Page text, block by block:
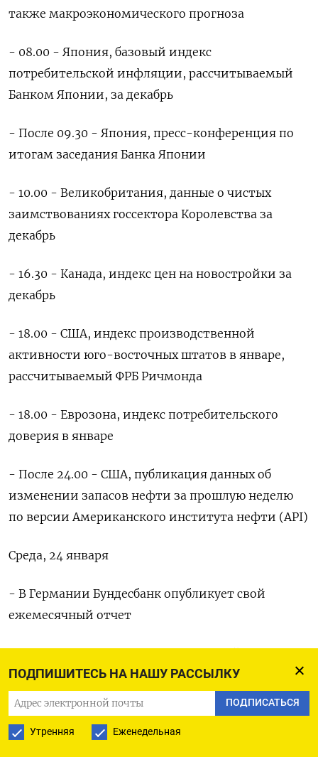
ПОДПИШИТЕСЬ НА НАШУ РАССЫЛКУ
ПОДПИСАТЬСЯ
Утренняя Еженедельная
также макроэкономического прогноза
- 08.00 - Япония, базовый индекс
потребительской инфляции, рассчитываемый
Банком Японии, за декабрь
- После 09.30 - Япония, пресс-конференция по
итогам заседания Банка Японии
- 10.00 - Великобритания, данные о чистых
заимствованиях госсектора Королевства за
декабрь
- 16.30 - Канада, индекс цен на новостройки за
декабрь
- 18.00 - США, индекс производственной
активности юго-восточных штатов в январе,
рассчитываемый ФРБ Ричмонда
- 18.00 - Еврозона, индекс потребительского
доверия в январе
- После 24.00 - США, публикация данных об
изменении запасов нефти за прошлую неделю
по версии Американского института нефти (API)
Среда, 24 января
- В Германии Бундесбанк опубликует свой
ежемесячный отчет
- 01.00 - Австралия, предварительный индекс
PMI деловой активности в промсекторе за
январь
- 01.00 - Австралия, предварительный индекс